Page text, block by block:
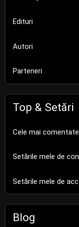
Edituri
Autori
Parteneri
Top & Setări
Cele mai
Setările mele de
Setările mele de
Blog